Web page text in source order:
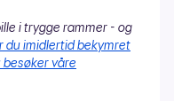
i trygge rammer - og
du imidlertid bekymret
våre